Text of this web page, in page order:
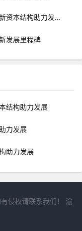
四川苍溪农商银行注册资本变更获批：全新资本结构助力发展
发展里程碑
结构助力发展
力发展
助力发展
侵权请联系我们！ 渝